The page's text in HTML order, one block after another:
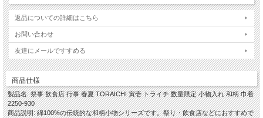
返品についての詳細はこちら
お問い合わせ
友達にメールですすめる
商品仕様
製品名: 祭事 飲食店 行事 春夏 TORAICHI 寅壱 トライチ 数量限定 小物入れ 和柄 巾着
2250-930
商品説明: 綿100%の伝統的な和柄小物シリーズです。祭り・飲食店などにおすすめで